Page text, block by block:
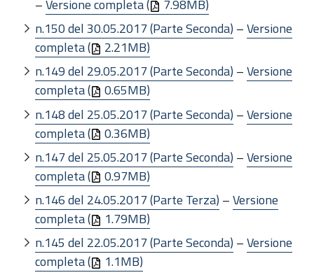
–Versione completa (
7.98MB)
n.150 del 30.05.2017 (Parte Seconda) –Versione
completa (
2.21MB)
n.149 del 29.05.2017 (Parte Seconda) –Versione
completa (
0.65MB)
n.148 del 25.05.2017 (Parte Seconda) –Versione
completa (
0.36MB)
n.147 del 25.05.2017 (Parte Seconda) –Versione
completa (
0.97MB)
n.146 del 24.05.2017 (Parte Terza) –Versione
completa (
1.79MB)
n.145 del 22.05.2017 (Parte Seconda) –Versione
completa (
1.1MB)